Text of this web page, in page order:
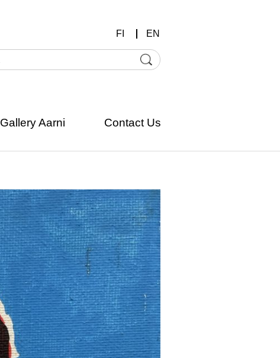
FI EN
Gallery Aarni Contact Us